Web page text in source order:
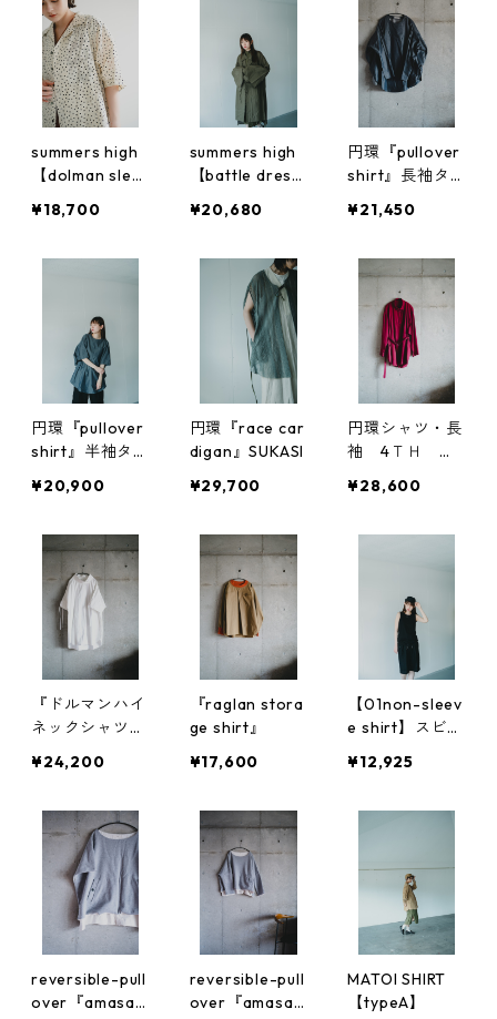
summers high
【dolman slee
t】
¥18,700
summers high
【battle dress
¥20,680
円環『pullover
shirt』長袖タ
¥21,450
円環『pullover
shirt』半袖タ
¥20,900
円環『race car
digan』SUKASI
¥29,700
円環シャツ・長
袖 4ＴＨ ａ
ａｒｙ
¥28,600
『ドルマンハイ
ネックシャツ』
¥24,200
『raglan stora
ge shirt』
¥17,600
【01non-sleev
e shirt】スビン
¥12,925
reversible-pull
over『amasaz
reversible-pull
over『amasaz
MATOI SHIRT
【typeA】